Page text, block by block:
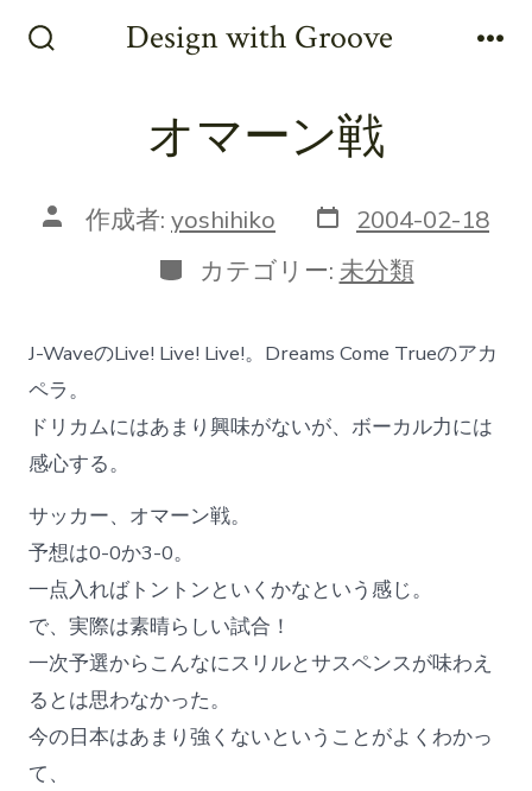
Design with Groove
オマーン戦
投 作成者: yoshihiko 投
稿
日
2004-02-18
カ
テ
ー
カテゴリー: 未分類
J-WaveのLive! Live! Live!。Dreams Come Trueのアカ
ペラ。
ドリカムにはあまり興味がないが、ボーカル力には
感心する。
サッカー、オマーン戦。
予想は0-0か3-0。
一点入ればトントンといくかなという感じ。
で、実際は素晴らしい試合！
一次予選からこんなにスリルとサスペンスが味わえ
るとは思わなかった。
今の日本はあまり強くないということがよくわかっ
て、